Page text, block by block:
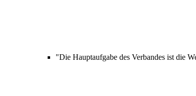
"Die Hauptaufgabe des Verbandes ist die